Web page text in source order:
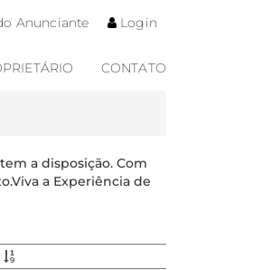
Anunciante Login
CONTATO
a disposição. Com
a Experiência de